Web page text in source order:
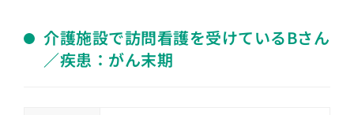
介護施設で訪問看護を受けているBさん
／疾患：がん末期